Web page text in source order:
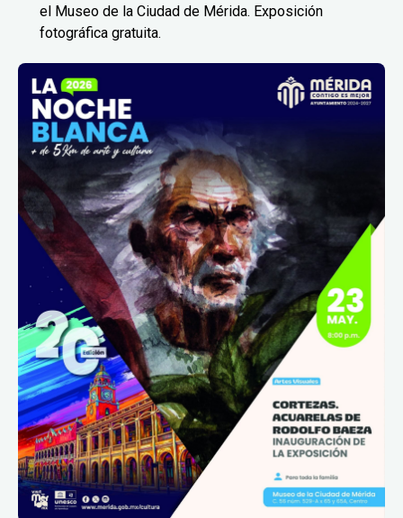
el Museo de la Ciudad de Mérida. Exposición
fotográfica gratuita.